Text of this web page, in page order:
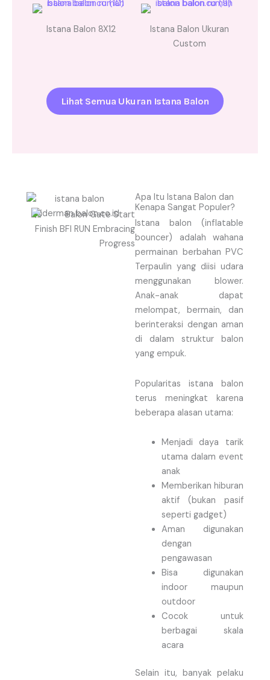
Istana Balon 8X12
Istana Balon Ukuran
Custom
Lihat Semua Ukuran Istana Balon
Apa Itu Istana Balon dan
Kenapa Sangat Populer?
Istana balon (inflatable
bouncer) adalah wahana
permainan berbahan PVC
Terpaulin yang diisi udara
menggunakan blower.
Anak-anak dapat
melompat, bermain, dan
berinteraksi dengan aman
di dalam struktur balon
yang empuk.
Popularitas istana balon
terus meningkat karena
beberapa alasan utama:
Menjadi daya tarik
utama dalam event
anak
Memberikan hiburan
aktif (bukan pasif
seperti gadget)
Aman digunakan
dengan
pengawasan
Bisa digunakan
indoor maupun
outdoor
Cocok untuk
berbagai skala
acara
Selain itu, banyak pelaku